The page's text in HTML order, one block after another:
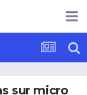
sur micro